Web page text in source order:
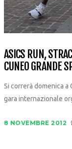
ASICS RUN,
CUNEO GRANDE
Si correrà domenica a
gara internazionale
8 NOVEMBRE 2012